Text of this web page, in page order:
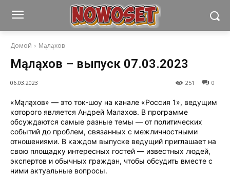
Домой Мąлąхов
Мąлąхов – выпуск 07.03.2023
0
251
06.03.2023
«Мąлąхов» — это ток-шоу на канале «Россия 1», ведущим
которого является Андрей Малахов. В программе
обсуждаются самые разные темы — от политических
событий до проблем, связанных с межличностными
отношениями. В каждом выпуске ведущий приглашает на
свою площадку интересных гостей — известных людей,
экспертов и обычных граждан, чтобы обсудить вместе с
ними актуальные вопросы.